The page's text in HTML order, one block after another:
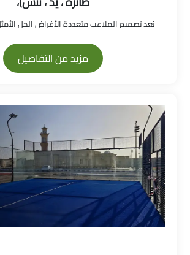
يُعد تصميم الملاعب متعددة الأغراض الحل
مزيد من التفاصيل